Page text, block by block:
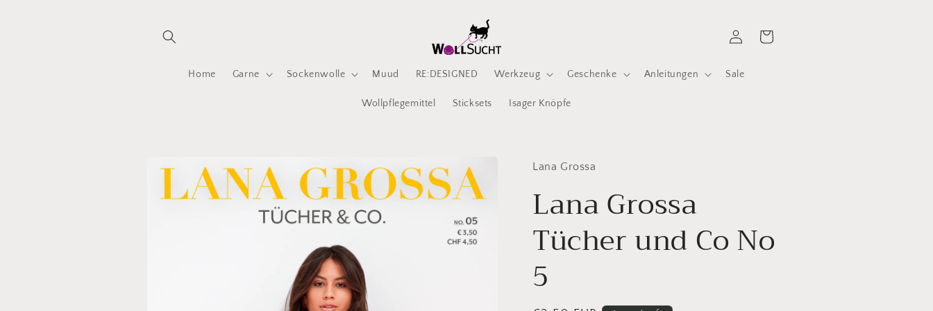
Home Garne Sockenwolle Muud RE:DESIGNED Werkzeug Geschenke Anleitungen Sale
Wollpflegemittel Sticksets Isager Knöpfe
EinloggenWarenkorb
Produktinformationen
Lana Grossa
Lana Grossa
Tücher und Co No
5